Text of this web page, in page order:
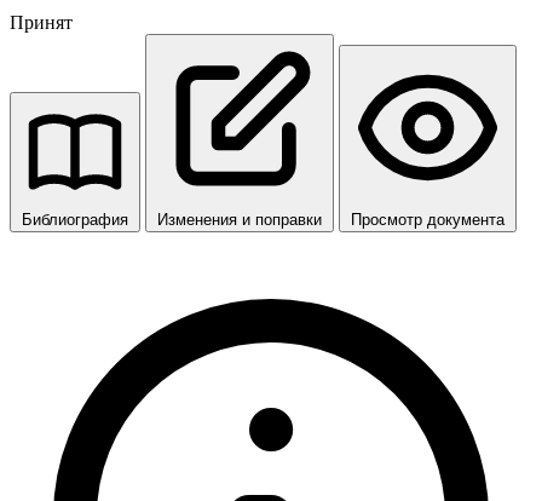
Принят
Библиография Изменения и поправки Просмотр документа